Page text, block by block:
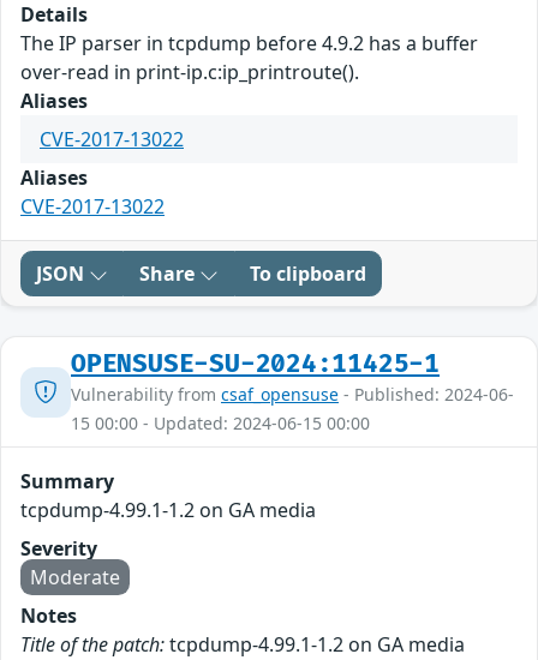
Details
The IP parser in tcpdump before 4.9.2 has a buffer
over-read in print-ip.c:ip_printroute().
Aliases
CVE-2017-13022
Aliases
CVE-2017-13022
JSON Share To clipboard
OPENSUSE-SU-2024:11425-1
Vulnerability from csaf_opensuse - Published: 2024-06-
15 00:00 - Updated: 2024-06-15 00:00
Summary
tcpdump-4.99.1-1.2 on GA media
Severity
Moderate
Notes
Title of the patch:tcpdump-4.99.1-1.2 on GA media